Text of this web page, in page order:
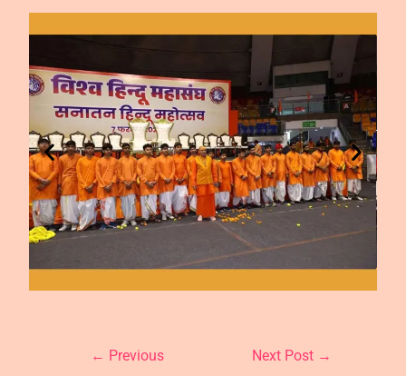
← Previous
Next Post →